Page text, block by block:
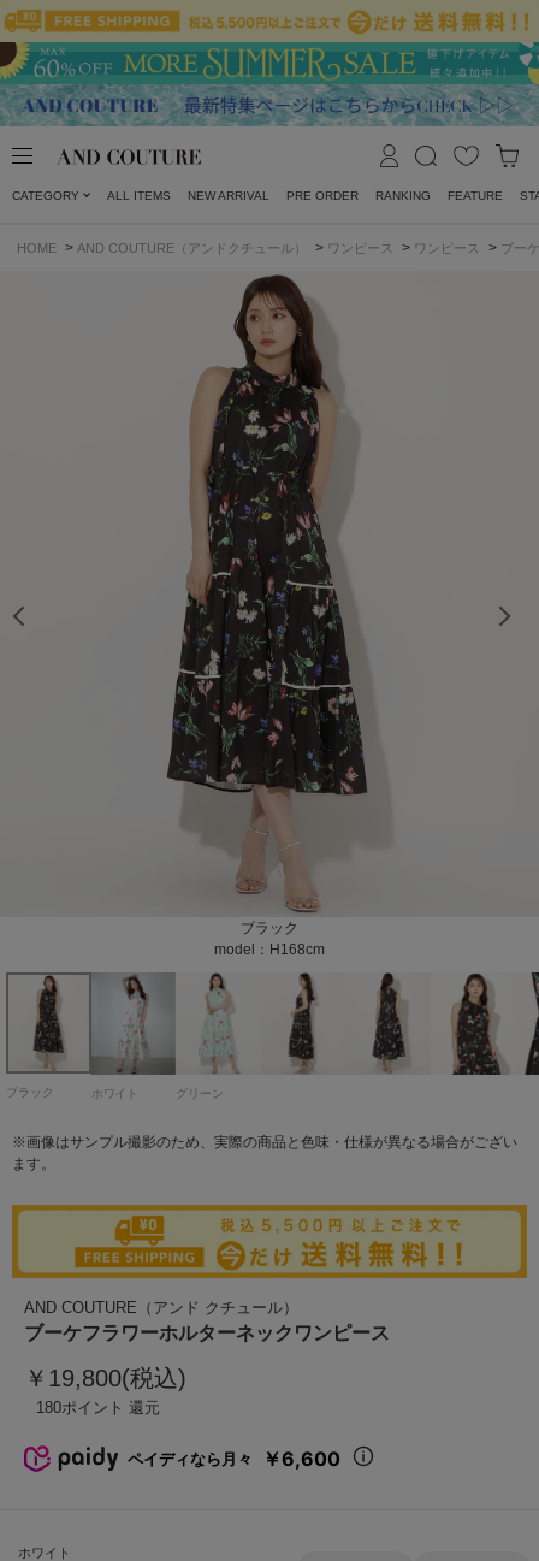
CATEGORY ALL ITEMS NEW ARRIVAL PRE ORDER RANKING FEATURE
HOME > AND COUTURE（アンドクチュール） > ワンピース > ワンピース > ブー
ブラック
model：H168cm
ホワイト
model：H165cm
グリーン
model：H168cm
model：H168cm color：ブラック
model：H168cm color：ブラック
model：H168cm color：ブラック
color：ブラック
color：ブラック
color：ブラック
model：H165cm color：ホワイト
model：H165cm color：ホワイト
model：H165cm color：ホワイト
model：H165cm color：ホワイト
model：H165cm color：ホワイト
model：H165cm color：ホワイト
model：H165cm color：ホワイト
model：H165cm color：ホワイト
model：H168cm color：ホワイト
model：H168cm color：ホワイト
model：H168cm color：ホワイト
color：ホワイト
color：ホワイト
color：ホワイト
model：H168cm color：グリーン
model：H168cm color：グリーン
model：H168cm color：グリーン
color：グリーン
color：グリーン
color：グリーン
ブラック ホワイト グリーン
※画像はサンプル撮影のため、実際の商品と色味・仕様が異なる場合がござい
ます。
AND COUTURE（アンド クチュール）
ブーケフラワーホルターネックワンピース
￥19,800(税込)
180
ホワイト
ペイディなら月々 ￥6,600